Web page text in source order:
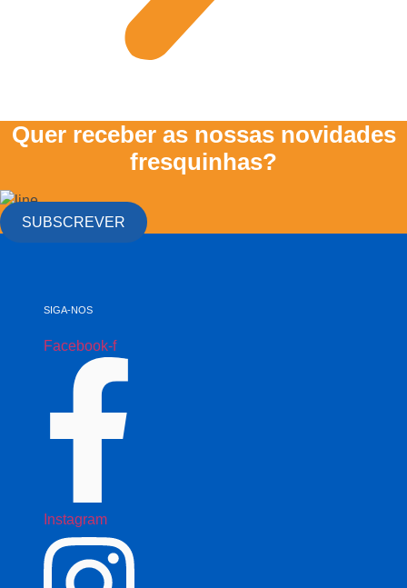
Quer receber as nossas novidades
fresquinhas?
SUBSCREVER
SIGA-NOS
Facebook-f
Instagram